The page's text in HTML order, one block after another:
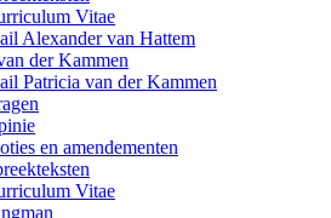
Vitae
Alexander van Hattem
der Kammen
Patricia van der Kammen
en amendementen
Vitae